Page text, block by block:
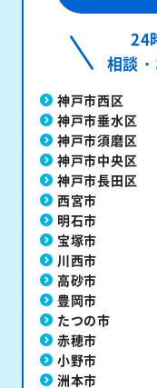
24
相談
神戸市西区
神戸市垂水区
神戸市須磨区
神戸市中央区
神戸市長田区
西宮市
明石市
宝塚市
川西市
高砂市
豊岡市
たつの市
赤穂市
小野市
洲本市